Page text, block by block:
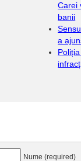
Carei
banii
a
Nume (required)